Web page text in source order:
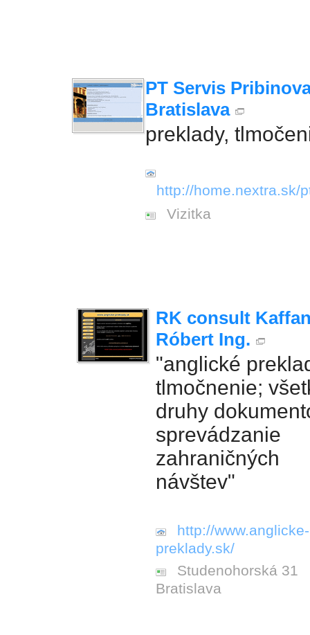
PT Servis
Bratislava
preklady,
http://home.nextra.sk/
Vizitka
RK consult
Róbert Ing.
"anglické
tlmočnenie;
druhy
sprevádzanie
zahraničných
návštev"
http://www.anglicke-
preklady.sk/
Studenohorská 31
Bratislava